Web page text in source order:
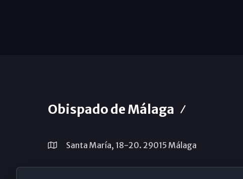
Obispado de Málaga
Santa María, 18-20. 29015 Málaga
(+34) 952 224 386